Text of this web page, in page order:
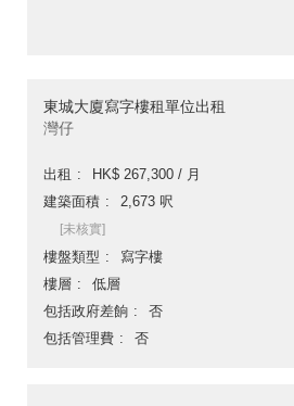
東城大廈寫字樓租單位出租
灣仔
出租
HK$ 267,300 / 月
建築面積
2,673 呎
[未核實]
樓盤類型
寫字樓
樓層
低層
包括政府差餉
否
包括管理費
否